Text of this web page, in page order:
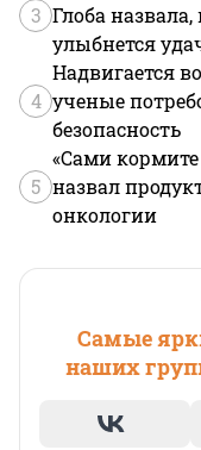
3 Глоба
улыбнется
4
Надвигается
ученые
безопасность
5
«Сами
назвал
онкологии
Самые
наших